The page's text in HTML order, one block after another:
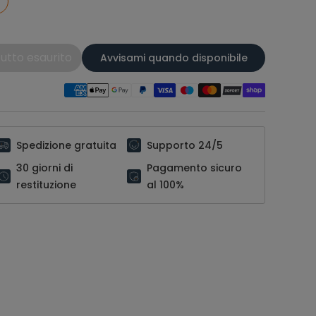
Avvisami quando disponibile
Spedizione gratuita
Supporto 24/5
30 giorni di
restituzione
Pagamento sicuro
al 100%